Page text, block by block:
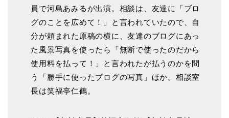
員で河島あみるが出演。相談は、友達に「ブロ
グのことを広めて！」と言われていたので、自
分が頼まれた原稿の横に、友達のブログにあっ
た風景写真を使ったら「無断で使ったのだから
使用料を払って！」と言われたが払うのかを問
う「勝手に使ったブログの写真」ほか。相談室
長は笑福亭仁鶴。